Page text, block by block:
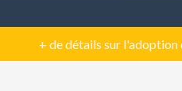
+ de détails sur